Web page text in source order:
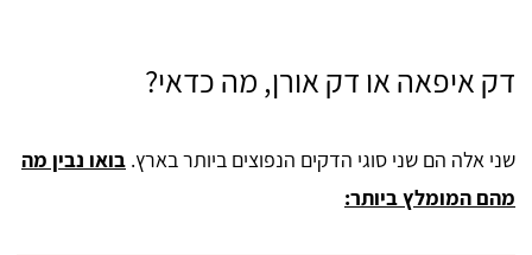
דק איפאה או דק אורן, מה כדאי?
שני אלה הם שני סוגי הדקים הנפוצים ביותר בארץ. בואו נבין מה
מהם המומלץ ביותר: